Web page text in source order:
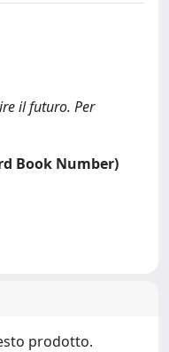
il futuro. Per
Book Number)
prodotto.